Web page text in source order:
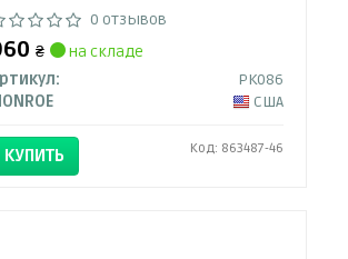
0 отзывов
₴
на складе
PK086
США
КУПИТЬ Код: 863487-46